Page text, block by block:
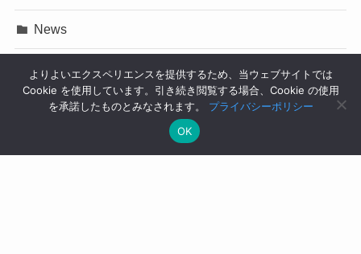
News
Press Release
イベント
よりよいエクスペリエンスを提供するため、当ウェブサイトでは
Cookie を使用しています。引き続き閲覧する場合、Cookie の使用
を承諾したものとみなされます。 プライバシーポリシー
OK